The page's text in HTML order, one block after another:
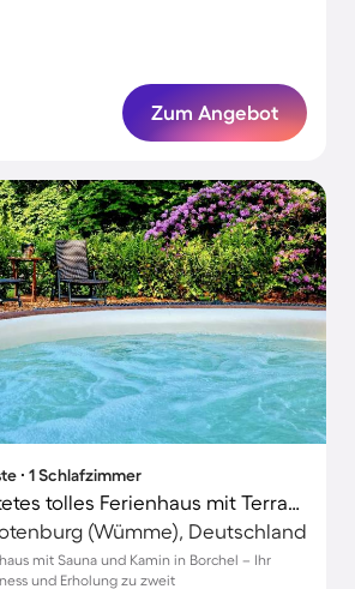
Zum Angebot
∙ 1 Schlafzimmer
Voll ausgestattetes tolles Ferienhaus mit Terrasse, Grill und Whirlpool
(Wümme), Deutschland
mit Sauna und Kamin in Borchel – Ihr
und Erholung zu zweit